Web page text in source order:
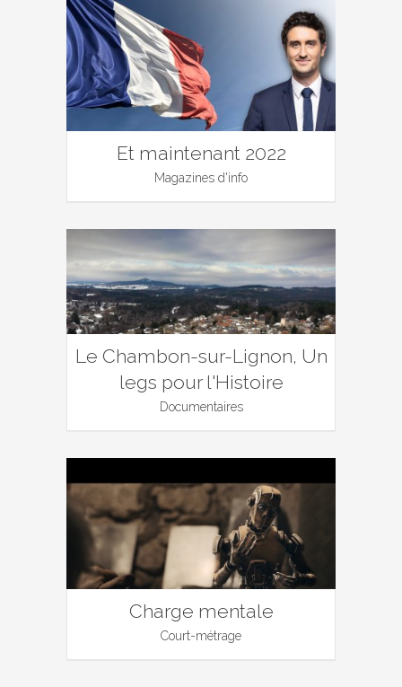
Et maintenant 2022
Magazines d'info
Le Chambon-sur-Lignon, Un
legs pour l'Histoire
Documentaires
Charge mentale
Court-métrage